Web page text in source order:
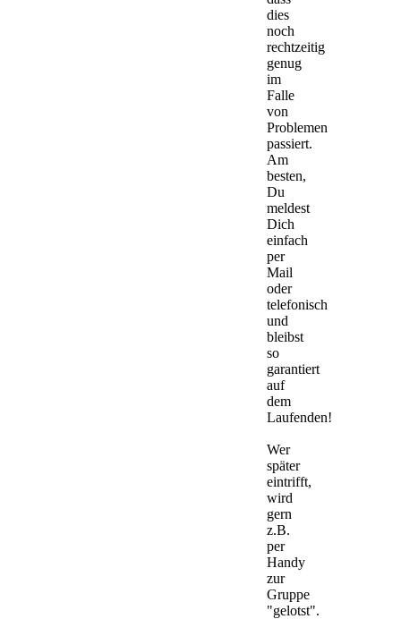
dies
noch
rechtzeitig
genug
im
Falle
von
Problemen
passiert.
Am
besten,
Du
meldest
Dich
einfach
per
Mail
oder
telefonisch
und
bleibst
so
garantiert
auf
dem
Laufenden!
Wer
später
eintrifft,
wird
gern
z.B.
per
Handy
zur
Gruppe
"gelotst".